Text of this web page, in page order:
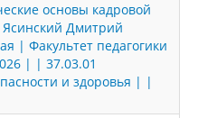
основы кадровой
Дмитрий
| Факультет педагогики
| | 37.03.01
и здоровья | |